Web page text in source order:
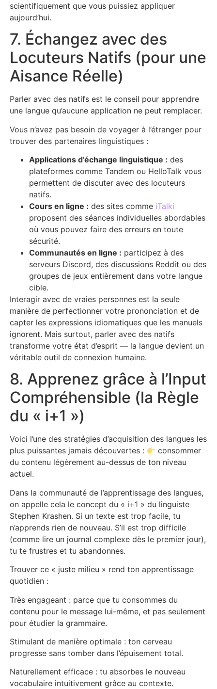
scientifiquement que vous puissiez appliquer
aujourd’hui.
7. Échangez avec des
Locuteurs Natifs (pour une
Aisance Réelle)
Parler avec des natifs est le conseil pour apprendre
une langue qu’aucune application ne peut remplacer.
Vous n’avez pas besoin de voyager à l’étranger pour
trouver des partenaires linguistiques :
Applications d’échange linguistique : des
plateformes comme Tandem ou HelloTalk vous
permettent de discuter avec des locuteurs
natifs.
Cours en ligne : des sites comme iTalki
proposent des séances individuelles abordables
où vous pouvez faire des erreurs en toute
sécurité.
Communautés en ligne : participez à des
serveurs Discord, des discussions Reddit ou des
groupes de jeux entièrement dans votre langue
cible.
Interagir avec de vraies personnes est la seule
manière de perfectionner votre prononciation et de
capter les expressions idiomatiques que les manuels
ignorent. Mais surtout, parler avec des natifs
transforme votre état d’esprit — la langue devient un
véritable outil de connexion humaine.
8. Apprenez grâce à l’Input
Compréhensible (la Règle
du « i+1 »)
Voici l’une des stratégies d’acquisition des langues les
plus puissantes jamais découvertes :
consommer
du contenu légèrement au-dessus de ton niveau
actuel.
Dans la communauté de l’apprentissage des langues,
on appelle cela le concept du « i+1 » du linguiste
Stephen Krashen. Si un texte est trop facile, tu
n’apprends rien de nouveau. S’il est trop difficile
(comme lire un journal complexe dès le premier jour),
tu te frustres et tu abandonnes.
Trouver ce « juste milieu » rend ton apprentissage
quotidien :
Très engageant : parce que tu consommes du
contenu pour le message lui-même, et pas seulement
pour étudier la grammaire.
Stimulant de manière optimale : ton cerveau
progresse sans tomber dans l’épuisement total.
Naturellement efficace : tu absorbes le nouveau
vocabulaire intuitivement grâce au contexte.